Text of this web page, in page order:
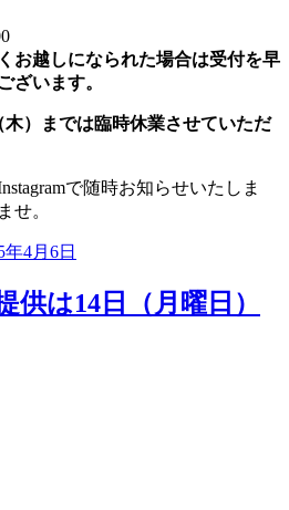
お越しになられた場合は受付を早
ざいます。
）までは臨時休業させていただ
で随時お知らせいたしま
せ。
年4月6日
供は14日（月曜日）